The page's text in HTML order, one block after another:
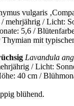
vulgaris
mehrjährig / Licht:
5,6 /
mit
Lavandula
/ Licht:
40 cm /
blühend.